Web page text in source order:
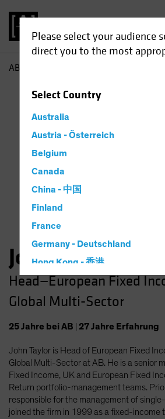
Please select your audience
direct you to the most
SelectCountry
Australia
Austria - Österreich
Belgium
Canada
China - 中国
Finland
France
Germany - Deutschland
Hong Kong - 香港
Hungary
Iceland
Latin America
Luxembourg and Other EMEA
Netherlands
New Zealand
AB
John Taylor
Head—European Fixed
Global Multi-Sector
25Jahre bei AB 27Jahre Erfahrung
John Taylor is Head of European Fixed
Global Multi-Sector at AB. He is a senior
Fixed Income, UK and European Fixed
Return portfolio-management teams.
responsible for the management of
joined the firm in 1999 as a fixed-income